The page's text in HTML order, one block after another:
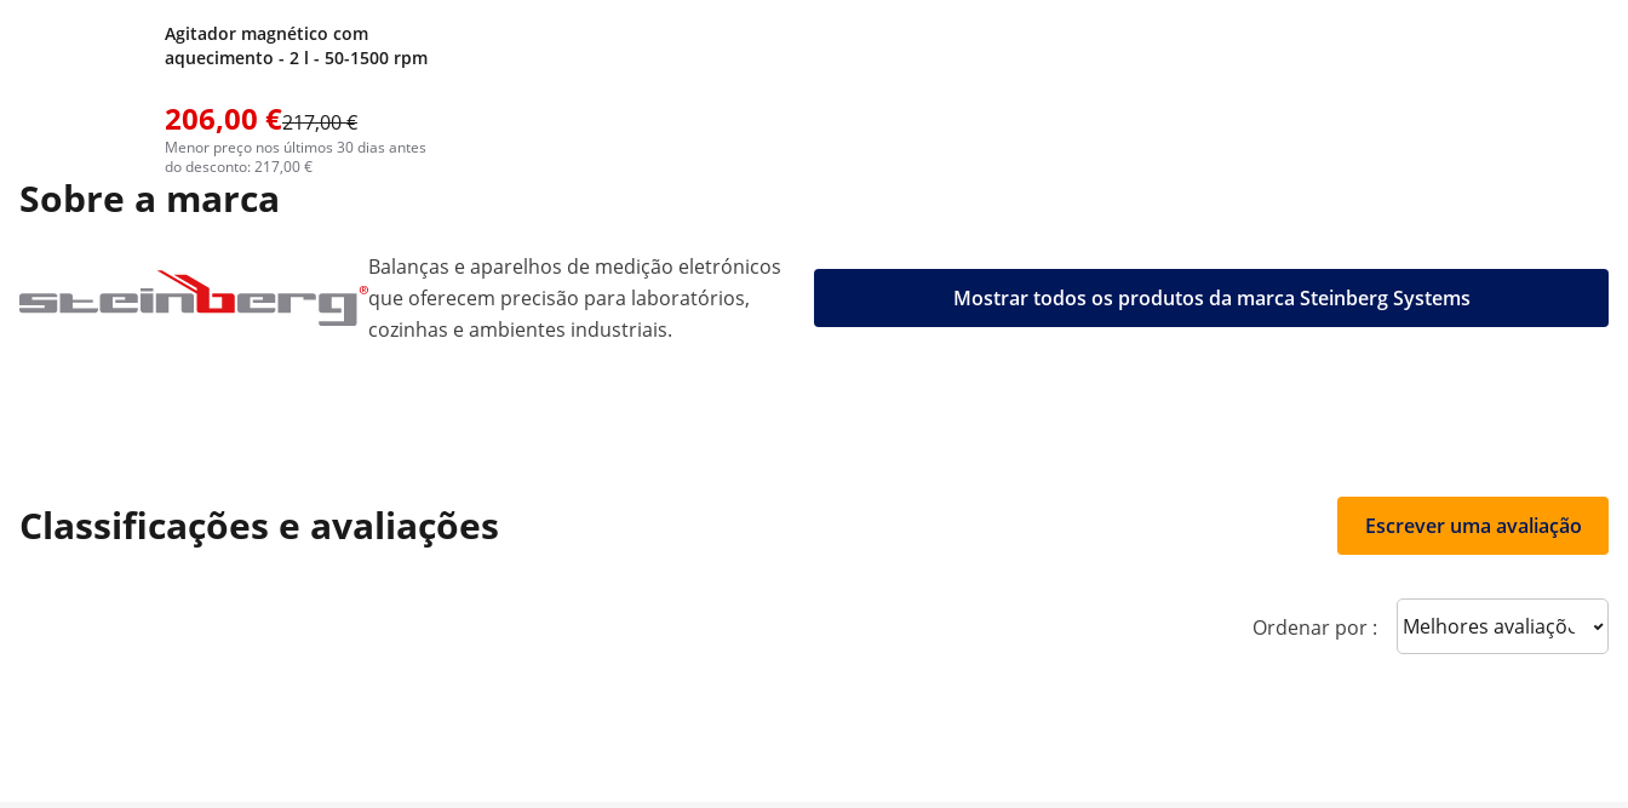
Agitador magnético com
aquecimento - 2 l - 50-1500 rpm
206,00 €217,00 €
Menor preço nos últimos 30 dias antes
do desconto: 217,00 €
Sobre a marca
Balanças e aparelhos de medição eletrónicos
que oferecem precisão para laboratórios,
cozinhas e ambientes industriais.
Mostrar todos os produtos da marca Steinberg Systems
Classificações e avaliações Escrever uma avaliação
Ordenar por : Sort reviews